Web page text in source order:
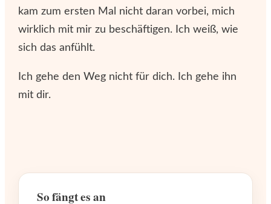
kam zum ersten Mal nicht daran vorbei, mich
wirklich mit mir zu beschäftigen. Ich weiß, wie
sich das anfühlt.
Ich gehe den Weg nicht für dich. Ich gehe ihn
mit dir.
So fängt es an